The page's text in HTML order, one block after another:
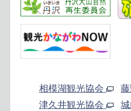
相模湖観光協会
津久井観光協会